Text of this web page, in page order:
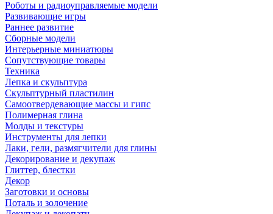
Роботы и радиоуправляемые модели
Развивающие игры
Раннее развитие
Сборные модели
Интерьерные миниатюры
Сопутствующие товары
Техника
Лепка и скульптура
Скульптурный пластилин
Самоотвердевающие массы и гипс
Полимерная глина
Молды и текстуры
Инструменты для лепки
Лаки, гели, размягчители для глины
Декорирование и декупаж
Глиттер, блестки
Декор
Заготовки и основы
Поталь и золочение